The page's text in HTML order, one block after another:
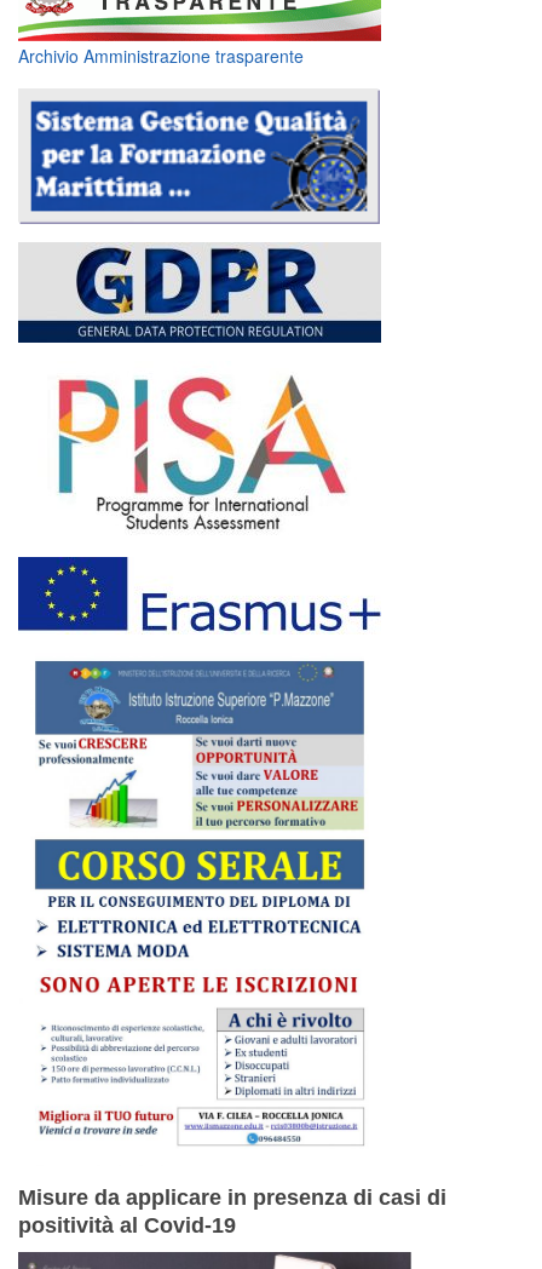
Archivio Amministrazione trasparente
Misure da applicare in presenza di casi di
positività al Covid-19